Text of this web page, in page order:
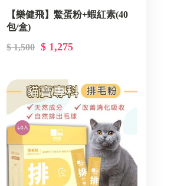
【樂健飛】鱉蛋粉+蝦紅素(40
包/盒)
$ 1,500 $ 1,275